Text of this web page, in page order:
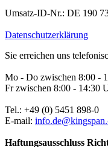
Umsatz-ID-Nr.: DE 190
Datenschutzerklärung
Sie erreichen uns
Mo - Do zwischen 8:00 -
Fr zwischen 8:00 - 14:30
Tel.: +49 (0) 5451 898-0
E-mail:
Haftungsausschluss